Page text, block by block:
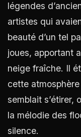
légendes
artistes qui
beauté d’un tel
joues, apportant
neige fraîche. Il
cette
semblait s’étirer,
la mélodie des
silence.